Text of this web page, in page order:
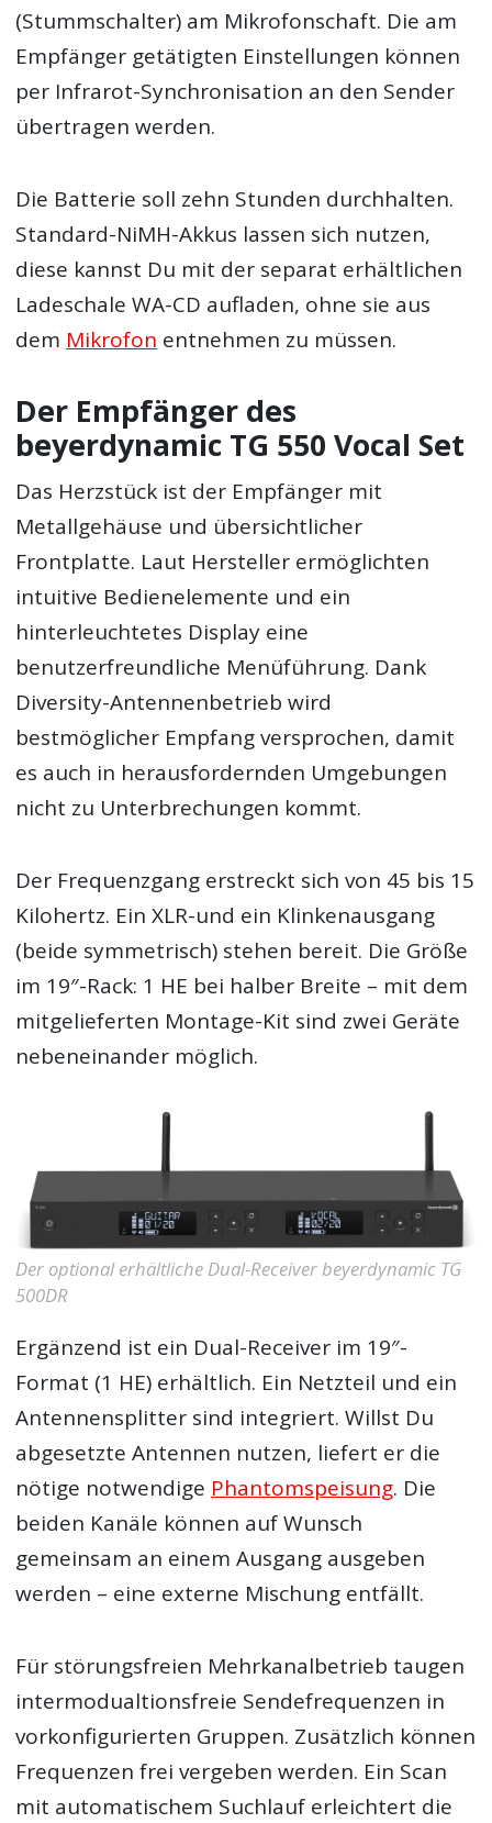
(Stummschalter) am Mikrofonschaft. Die am
Empfänger getätigten Einstellungen können
per Infrarot-Synchronisation an den Sender
übertragen werden.
Die Batterie soll zehn Stunden durchhalten.
Standard-NiMH-Akkus lassen sich nutzen,
diese kannst Du mit der separat erhältlichen
Ladeschale WA-CD aufladen, ohne sie aus
dem Mikrofon entnehmen zu müssen.
Der Empfänger des
beyerdynamic TG 550 Vocal Set
Das Herzstück ist der Empfänger mit
Metallgehäuse und übersichtlicher
Frontplatte. Laut Hersteller ermöglichten
intuitive Bedienelemente und ein
hinterleuchtetes Display eine
benutzerfreundliche Menüführung. Dank
Diversity-Antennenbetrieb wird
bestmöglicher Empfang versprochen, damit
es auch in herausfordernden Umgebungen
nicht zu Unterbrechungen kommt.
Der Frequenzgang erstreckt sich von 45 bis 15
Kilohertz. Ein XLR-und ein Klinkenausgang
(beide symmetrisch) stehen bereit. Die Größe
im 19″-Rack: 1 HE bei halber Breite – mit dem
mitgelieferten Montage-Kit sind zwei Geräte
nebeneinander möglich.
Der optional erhältliche Dual-Receiver beyerdynamic TG
500DR
Ergänzend ist ein Dual-Receiver im 19″-
Format (1 HE) erhältlich. Ein Netzteil und ein
Antennensplitter sind integriert. Willst Du
abgesetzte Antennen nutzen, liefert er die
nötige notwendige Phantomspeisung. Die
beiden Kanäle können auf Wunsch
gemeinsam an einem Ausgang ausgeben
werden – eine externe Mischung entfällt.
Für störungsfreien Mehrkanalbetrieb taugen
intermodualtionsfreie Sendefrequenzen in
vorkonfigurierten Gruppen. Zusätzlich können
Frequenzen frei vergeben werden. Ein Scan
mit automatischem Suchlauf erleichtert die